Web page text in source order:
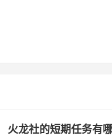
火龙社的短期任务有